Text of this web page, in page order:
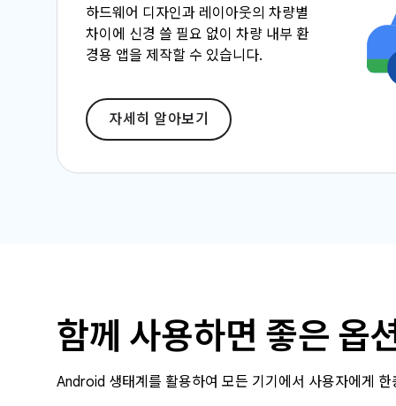
하드웨어 디자인과 레이아웃의 차량별
차이에 신경 쓸 필요 없이 차량 내부 환
경용 앱을 제작할 수 있습니다.
자세히 알아보기
함께 사용하면 좋은 옵
Android 생태계를 활용하여 모든 기기에서 사용자에게